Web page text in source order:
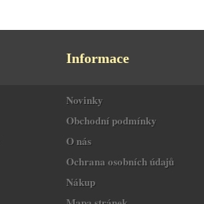
Informace
Novinky
Obchodní podmínky
O nás
Ochrana osobních údajů
Nákup